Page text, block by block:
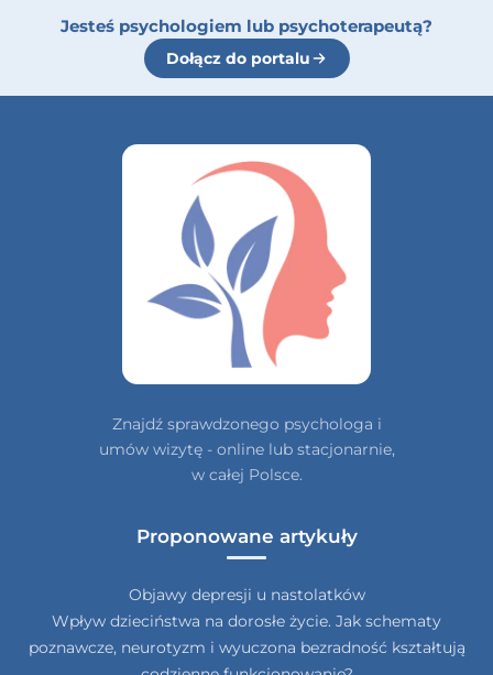
Jesteś psychologiem lub psychoterapeutą?
Dołącz do portalu
Znajdź sprawdzonego psychologa i
umów wizytę - online lub stacjonarnie,
w całej Polsce.
Proponowane artykuły
Objawy depresji u nastolatków
Wpływ dzieciństwa na dorosłe życie. Jak schematy
poznawcze, neurotyzm i wyuczona bezradność kształtują